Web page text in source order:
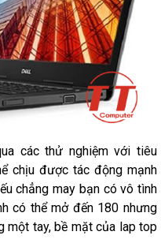
các thử nghiệm với tiêu
chịu được tác động mạnh
chẳng may bạn có vô tình
có thể mở đến 180 nhưng
một tay, bề mặt của lap top